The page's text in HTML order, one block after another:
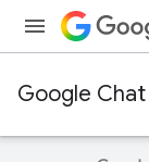
Google Chat